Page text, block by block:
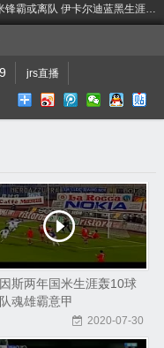
国米锋霸或离队 伊卡尔迪蓝黑生涯全进
jrs直播
斯两年国米生涯轰10球
魂雄霸意甲
2020-07-30